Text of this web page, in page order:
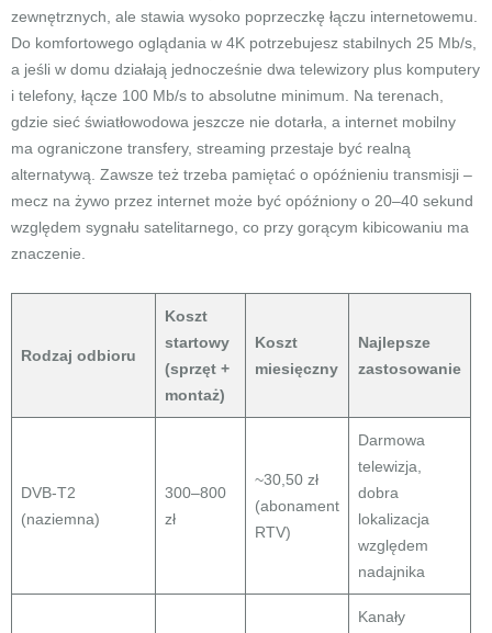
zewnętrznych, ale stawia wysoko poprzeczkę łączu internetowemu.
Do komfortowego oglądania w 4K potrzebujesz stabilnych 25 Mb/s,
a jeśli w domu działają jednocześnie dwa telewizory plus komputery
i telefony, łącze 100 Mb/s to absolutne minimum. Na terenach,
gdzie sieć światłowodowa jeszcze nie dotarła, a internet mobilny
ma ograniczone transfery, streaming przestaje być realną
alternatywą. Zawsze też trzeba pamiętać o opóźnieniu transmisji –
mecz na żywo przez internet może być opóźniony o 20–40 sekund
względem sygnału satelitarnego, co przy gorącym kibicowaniu ma
znaczenie.
Rodzaj odbioru
Koszt
startowy
(sprzęt +
montaż)
Koszt
miesięczny
Najlepsze
zastosowanie
DVB-T2
(naziemna)
300–800
zł
~30,50 zł
(abonament
RTV)
Darmowa
telewizja,
dobra
lokalizacja
względem
nadajnika
Kanały